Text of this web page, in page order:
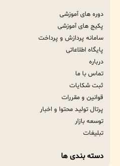
دوره های آموزشی
پکیج های آموزشی
سامانه پردازش و پرداخت
پایگاه اطلاعاتی
درباره
تماس با ما
ثبت شکایات
قوانین و مقررات
پرتال تولید محتوا و اخبار
توسعه بازار
تبلیغات
دسته بندی ها